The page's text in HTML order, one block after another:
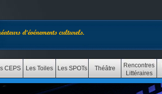
CEPS Les Toiles Les SPOTs Théâtre
Rencontres
Littéraires